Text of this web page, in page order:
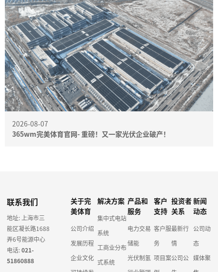
2026-08-07
365wm完美体育官网- 重磅！又一家光伏企业破产！
联系我们
地址: 上海市三
能区凝长路1688
弄6号能源中心
电话:021-
51860888
关于完
美体育
公司介绍
发展历程
企业文化
解决方案
集中式电站
系统
工商业分布
式系统
产品和
服务
电力交易
储能
光伏制氢
客户
支持
客户服
务
项目案
投资者
关系
最新行
情
公司公
新闻
动态
公司动
态
媒体聚